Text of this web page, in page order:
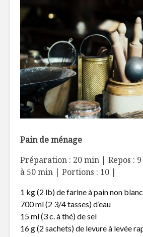
Pain de ménage
Préparation : 20 min | Repos :
à 50 min | Portions : 10 |
1 kg (2 lb) de farine à pain non
700 ml (2 3/4 tasses) d’eau
15 ml (3 c. à thé) de sel
16 g (2 sachets) de levure à levée